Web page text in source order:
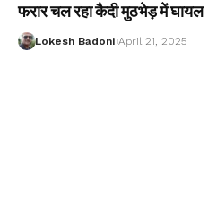
फरार चल रहा कैदी मुठभेड़ में घायल
Lokesh Badoni April 21, 2025